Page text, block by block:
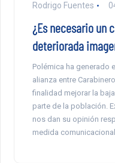
Rodrigo Fuentes
¿Es necesario un
deteriorada
Polémica ha generado
alianza entre
finalidad mejorar la
parte de la población.
nos dan su opinión
medida